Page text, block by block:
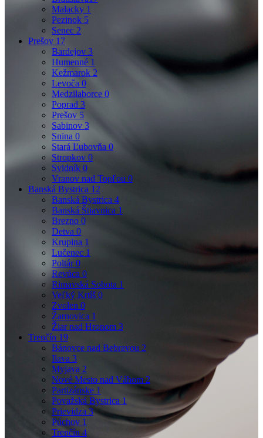
Malacky 1
Pezinok 5
Senec 2
Prešov 17
Bardejov 3
Humenné 1
Kežmarok 2
Levoča 0
Medzilaborce 0
Poprad 3
Prešov 5
Sabinov 3
Snina 0
Stará Ľubovňa 0
Stropkov 0
Svidník 0
Vranov nad Topľou 0
Banská Bystrica 12
Banská Bystrica 4
Banská Štiavnica 1
Brezno 0
Detva 0
Krupina 1
Lučenec 1
Poltár0
Revúca 0
Rimavská Sobota 1
Veľký Krtíš 0
Zvolen 0
Žarnovica 1
Žiar nad Hronom 3
Trenčín 19
Bánovce nad Bebravou 2
Ilava 3
Myjava 2
Nové Mesto nad Váhom 2
Partizánske 1
Považská Bystrica 1
Prievidza 3
Púchov 1
Trenčín 4